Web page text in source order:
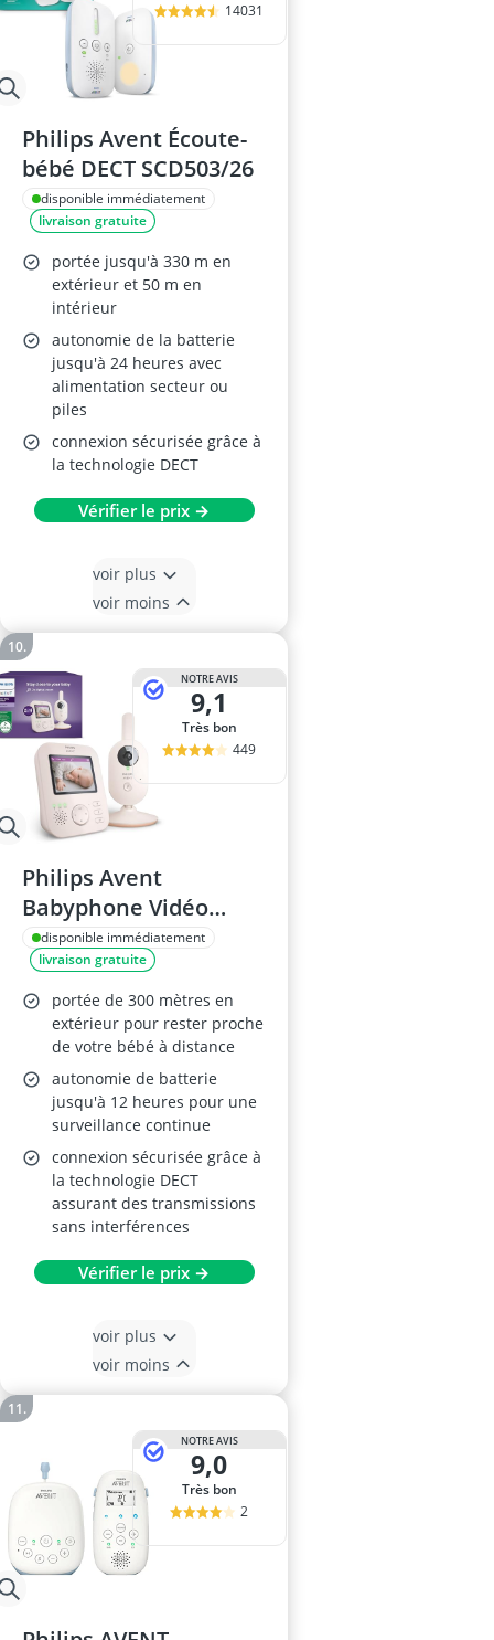
14031
Philips Avent Écoute-
bébé DECT SCD503/26
disponible immédiatement
livraison gratuite
portée jusqu'à 330 m en
extérieur et 50 m en
intérieur
autonomie de la batterie
jusqu'à 24 heures avec
alimentation secteur ou
piles
connexion sécurisée grâce à
la technologie DECT
Vérifier le prix →
voir plus
voir moins
NOTRE AVIS
9,1
Très bon
449
Philips Avent
Babyphone Vidéo
SCD881/26
disponible immédiatement
livraison gratuite
portée de 300 mètres en
extérieur pour rester proche
de votre bébé à distance
autonomie de batterie
jusqu'à 12 heures pour une
surveillance continue
connexion sécurisée grâce à
la technologie DECT
assurant des transmissions
sans interférences
Vérifier le prix →
voir plus
voir moins
NOTRE AVIS
9,0
Très bon
2